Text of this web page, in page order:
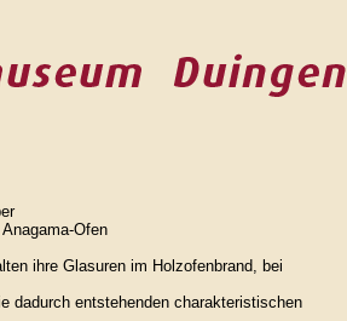
Ofen
ihre Glasuren im Holzofenbrand, bei
dadurch entstehenden charakteristischen